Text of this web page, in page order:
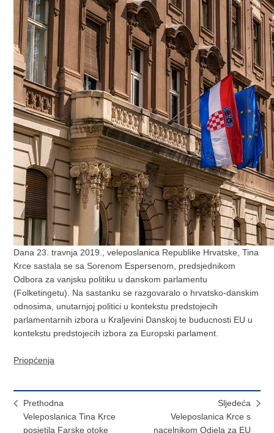
Dana 23. travnja 2019., veleposlanica Republike Hrvatske, Tina
Krce sastala se sa Sorenom Espersenom, predsjednikom
Odbora za vanjsku politiku u danskom parlamentu
(Folketingetu). Na sastanku se razgovaralo o hrvatsko-danskim
odnosima, unutarnjoj politici u kontekstu predstojecih
parlamentarnih izbora u Kraljevini Danskoj te buducnosti EU u
kontekstu predstojecih izbora za Europski parlament.
Priopćenja
Prethodna
Veleposlanica Tina Krce
posjetila Farske otoke
Sljedeća
Veleposlanica Krce s
nacelnikom Odjela za EU